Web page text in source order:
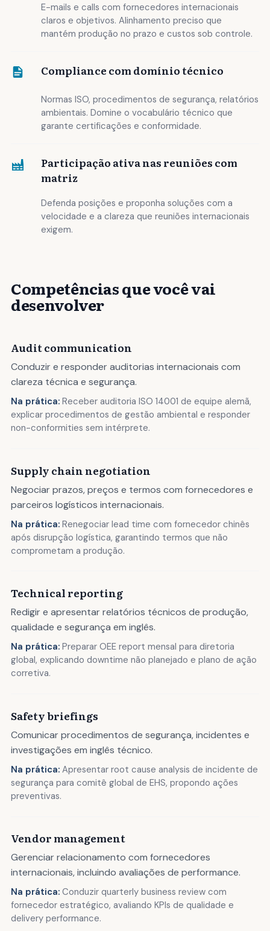
E-mails e calls com fornecedores internacionais
claros e objetivos. Alinhamento preciso que
mantém produção no prazo e custos sob controle.
Compliance com domínio técnico
Normas ISO, procedimentos de segurança, relatórios
ambientais. Domine o vocabulário técnico que
garante certificações e conformidade.
Participação ativa nas reuniões com
matriz
Defenda posições e proponha soluções com a
velocidade e a clareza que reuniões internacionais
exigem.
Competências que você vai
desenvolver
Audit communication
Conduzir e responder auditorias internacionais com
clareza técnica e segurança.
Na prática: Receber auditoria ISO 14001 de equipe alemã,
explicar procedimentos de gestão ambiental e responder
non-conformities sem intérprete.
Supply chain negotiation
Negociar prazos, preços e termos com fornecedores e
parceiros logísticos internacionais.
Na prática: Renegociar lead time com fornecedor chinês
após disrupção logística, garantindo termos que não
comprometam a produção.
Technical reporting
Redigir e apresentar relatórios técnicos de produção,
qualidade e segurança em inglês.
Na prática: Preparar OEE report mensal para diretoria
global, explicando downtime não planejado e plano de ação
corretiva.
Safety briefings
Comunicar procedimentos de segurança, incidentes e
investigações em inglês técnico.
Na prática: Apresentar root cause analysis de incidente de
segurança para comitê global de EHS, propondo ações
preventivas.
Vendor management
Gerenciar relacionamento com fornecedores
internacionais, incluindo avaliações de performance.
Na prática: Conduzir quarterly business review com
fornecedor estratégico, avaliando KPIs de qualidade e
delivery performance.